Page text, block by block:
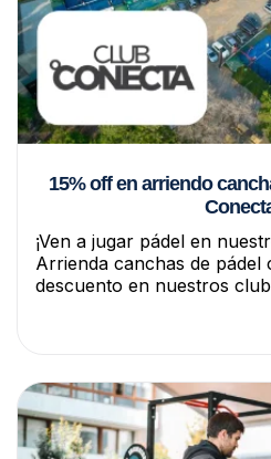
15% off en arriendo
¡Ven a jugar pádel en
Arrienda canchas de pádel
descuento en nuestros